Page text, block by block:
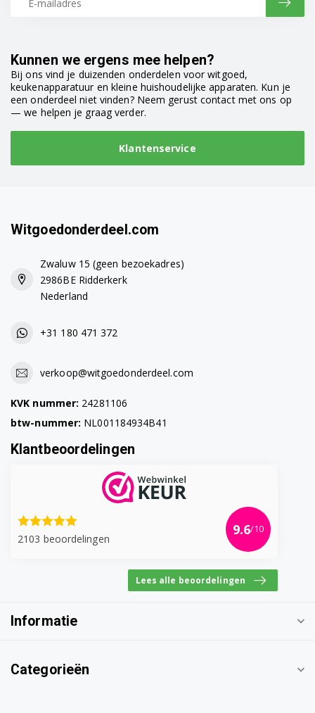
Kunnen we ergens mee helpen?
Bij ons vind je duizenden onderdelen voor witgoed,
keukenapparatuur en kleine huishoudelijke apparaten. Kun je
een onderdeel niet vinden? Neem gerust contact met ons op
— we helpen je graag verder.
Klantenservice
Witgoedonderdeel.com
Zwaluw 15 (geen bezoekadres)
2986BE Ridderkerk
Nederland
+31 180 471 372
verkoop@witgoedonderdeel.com
KVK nummer: 24281106
btw-nummer: NL001184934B41
Klantbeoordelingen
2103 beoordelingen
9.6/10
Lees alle beoordelingen
Informatie
Categorieën